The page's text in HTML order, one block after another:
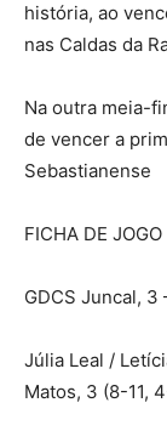
história, ao
nas Caldas da
Na outra meia-
de vencer a
Sebastianense
FICHA DE JOGO
GDCS Juncal, 3
Júlia Leal /
Matos, 3 (8-11,